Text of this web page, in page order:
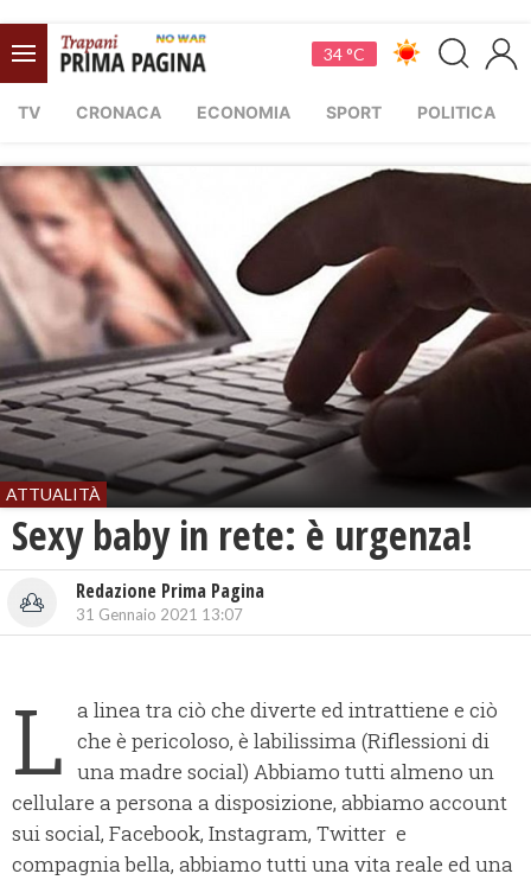
34 °C
TV CRONACA ECONOMIA SPORT POLITICA
ATTUALITÀ
Sexy baby in rete: è urgenza!
Redazione Prima Pagina
31 Gennaio 2021 13:07
L a linea tra ciò che diverte ed intrattiene e ciò
che è pericoloso, è labilissima (Riflessioni di
una madre social) Abbiamo tutti almeno un
cellulare a persona a disposizione, abbiamo account
sui social, Facebook, Instagram, Twitter e
compagnia bella, abbiamo tutti una vita reale ed una